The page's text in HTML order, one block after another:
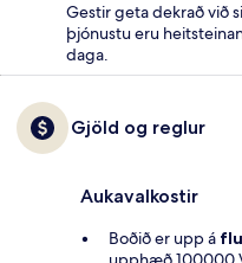
Gestir geta dekrað við
þjónustu eru
daga.
Gjöld og reglur
Aukavalkostir
Boðið er upp á